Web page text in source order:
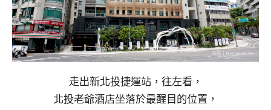
走出新北投捷運站，往左看，
北投老爺酒店坐落於最醒目的位置，